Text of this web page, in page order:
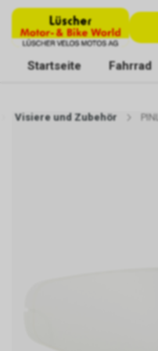
Startseite Fahrrad
Visiere und Zubehör